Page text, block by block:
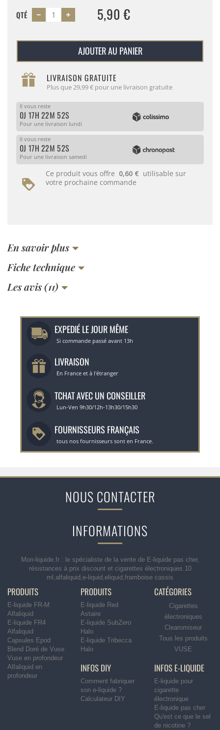
QTÉ 5,90 €
AJOUTER AU PANIER
LIVRAISON GRATUITE
Plus que 29,99 € pour une livraison gratuite
Il vous reste
0J 17H 22M 52S
Pour une livraison lundi
Il vous reste
0J 17H 22M 52S
Pour une livraison samedi
Ce produit vous offre 0,60 € utilisable sur
votre prochaine commande
En savoir plus
Fiche technique
Les avis (11)
EXPEDIÉ LE JOUR MÊME
Si commande passé avant 13h
LIVRAISON
En France et à l'étranger
TCHAT AVEC UN CONSEILLER
Lun-Ven 9h30/12h-13h30/15h30
FOURNISSEURS FRANÇAIS
tous nos fournisseurs sont en France.
NOUS CONTACTER
INFORMATIONS
Mon-liquide.fr : le spécialiste de la vente de E-liquide pas cher,
résistances à prix discount et cigarettes électroniques.10
ml,alfaliquid,e-liquid,eliquid,framboise cassis
PRODUITS
E-liquide FR-M
Alfaliquid
E-liquide FR4
Alfaliquid
Capsules Epod
Blend Doré de Vuse
Vuse en profondeur
Alfaliquid en
profondeur
PRODUITS
E-liquide Red
Astaire
E-liquide SubZero
Halo
E-liquide Tribecca
Halo
CATÉGORIES
Cigarettes
électroniques
Clearomiseur
Tous les produits
VUSE
INFOS DIY
Comment fabriquer
son e-liquide ?
Calculateur DIY
INFOS E-LIQUIDE
E-liquide pour
cigarette
électronique
E-liquide pas cher
Qu'est ce que le sel
de nicotine ?